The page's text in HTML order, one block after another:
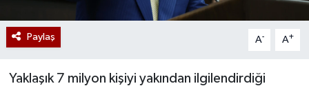
Paylaş A- A+
Yaklaşık 7 milyon kişiyi yakından ilgilendirdiği